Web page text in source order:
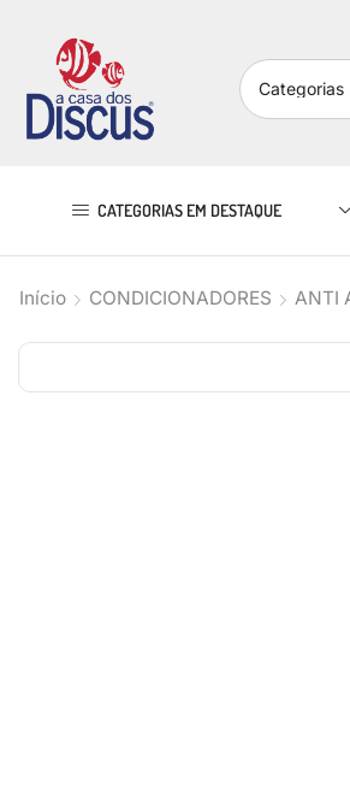
CATEGORIAS EM DESTAQUE
Início CONDICIONADORES ANTI